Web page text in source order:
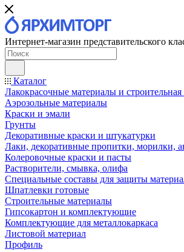
Интернет-магазин представительского
Каталог
Лакокрасочные материалы и
Аэрозольные материалы
Краски и эмали
Грунты
Декоративные краски и штукатурки
Лаки, декоративные пропитки, морилки,
Колеровочные краски и пасты
Растворители, смывка, олифа
Специальные составы для защиты
Шпатлевки готовые
Строительные материалы
Гипсокартон и комплектующие
Комплектующие для металлокаркаса
Листовой материал
Профиль